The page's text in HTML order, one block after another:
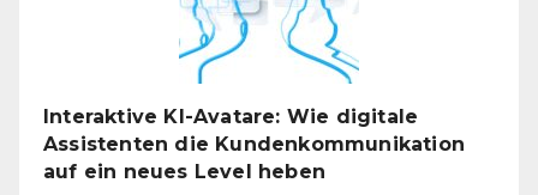
Interaktive KI-Avatare: Wie digitale
Assistenten die Kundenkommunikation
auf ein neues Level heben